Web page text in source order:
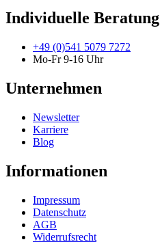
Individuelle Beratung
+49 (0)541 5079 7272
Mo-Fr 9-16 Uhr
Unternehmen
Newsletter
Karriere
Blog
Informationen
Impressum
Datenschutz
AGB
Widerrufsrecht